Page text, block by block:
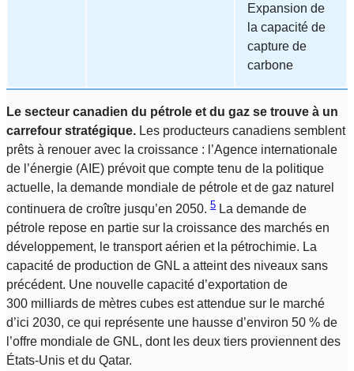
Expansion de
la capacité de
capture de
carbone
Le secteur canadien du pétrole et du gaz se trouve à un
carrefour stratégique. Les producteurs canadiens semblent
prêts à renouer avec la croissance : l’Agence internationale
de l’énergie (AIE) prévoit que compte tenu de la politique
actuelle, la demande mondiale de pétrole et de gaz naturel
continuera de croître jusqu’en 2050. 5 La demande de
pétrole repose en partie sur la croissance des marchés en
développement, le transport aérien et la pétrochimie. La
capacité de production de GNL a atteint des niveaux sans
précédent. Une nouvelle capacité d’exportation de
300 milliards de mètres cubes est attendue sur le marché
d’ici 2030, ce qui représente une hausse d’environ 50 % de
l’offre mondiale de GNL, dont les deux tiers proviennent des
États-Unis et du Qatar.